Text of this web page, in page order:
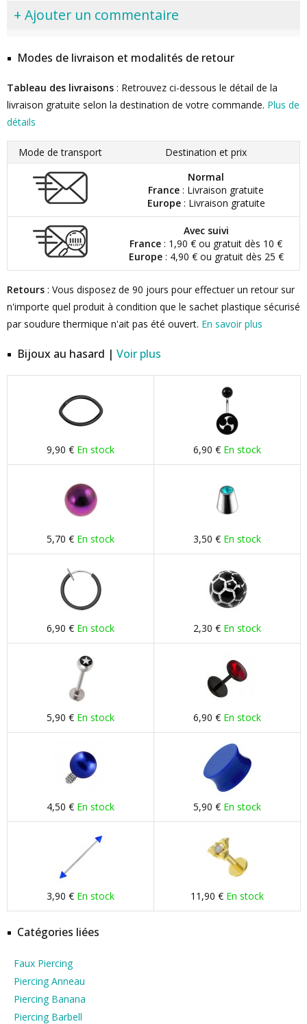
+ Ajouter un commentaire
Modes de livraison et modalités de retour
Tableau des livraisons : Retrouvez ci-dessous le détail de la
livraison gratuite selon la destination de votre commande. Plus de
détails
Mode de transport
Destination et prix
Normal
France : Livraison gratuite
Europe: Livraison gratuite
Avec suivi
France : 1,90 € ou gratuit dès 10 €
Europe: 4,90 € ou gratuit dès 25 €
Retours : Vous disposez de 90 jours pour effectuer un retour sur
n'importe quel produit à condition que le sachet plastique sécurisé
par soudure thermique n'ait pas été ouvert. En savoir plus
Bijoux au hasard | Voir plus
9,90 € En stock 6,90 € En stock
5,70 € En stock 3,50 € En stock
6,90 € En stock 2,30 € En stock
5,90 € En stock 6,90 € En stock
4,50 € En stock 5,90 € En stock
3,90 € En stock 11,90 € En stock
Catégories liées
Faux Piercing
Piercing Anneau
Piercing Banana
Piercing Barbell